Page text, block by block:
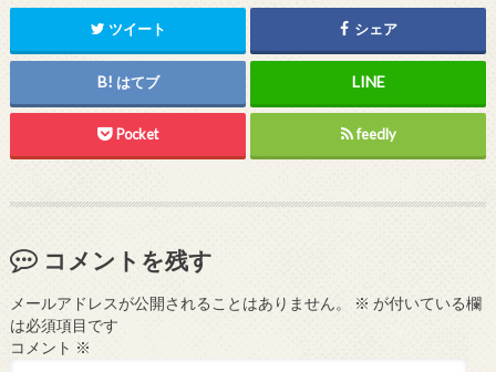
ツイート シェア
はてブ
Pocket feedly
コメントを残す
メールアドレスが公開されることはありません。 ※ が付いている欄
は必須項目です
コメント ※